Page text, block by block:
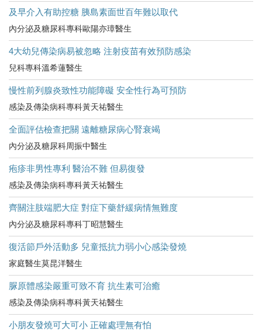
及早介入有助控糖 胰島素面世百年難以取代
內分泌及糖尿科專科歐陽亦璋醫生
4大幼兒傳染病易被忽略 注射疫苗有效預防感染
兒科專科溫希蓮醫生
慢性前列腺炎致性功能障礙 安全性行為可預防
感染及傳染病科專科黃天祐醫生
全面評估檢查把關 遠離糖尿病心腎衰竭
內分泌及糖尿科周振中醫生
疱疹非男性專利 醫治不難 但易復發
感染及傳染病科專科黃天祐醫生
齊關注肢端肥大症 對症下藥舒緩病情無難度
內分泌及糖尿科專科丁昭慧醫生
復活節戶外活動多 兒童抵抗力弱小心感染發燒
家庭醫生莫昆洋醫生
脲原體感染嚴重可致不育 抗生素可治癒
感染及傳染病科專科黃天祐醫生
小朋友發燒可大可小 正確處理無有怕